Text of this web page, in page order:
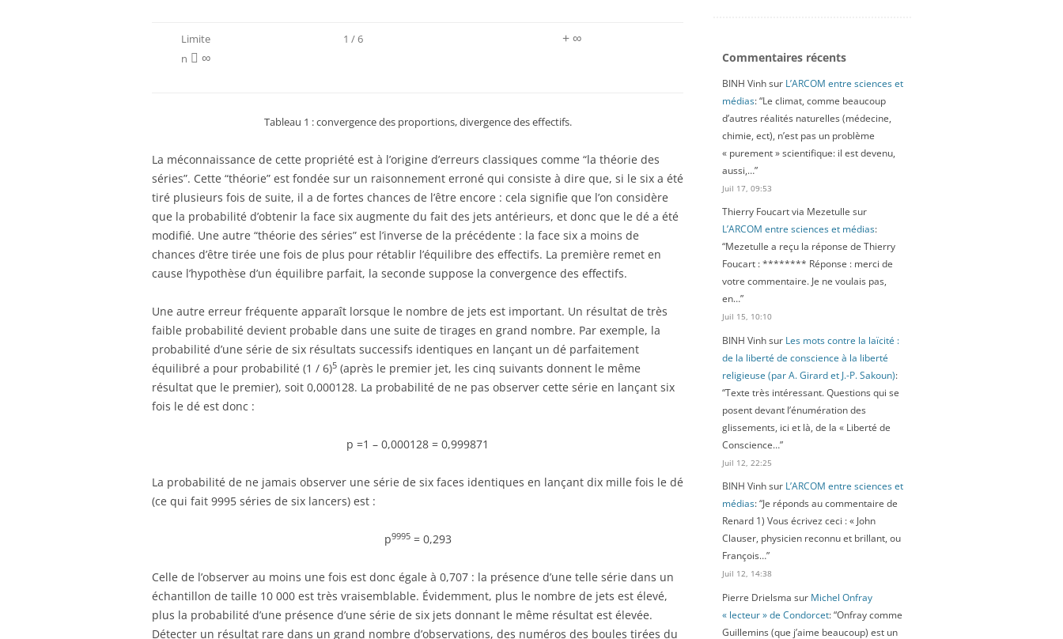
Limite
n  ∞
1 / 6 + ∞
Tableau 1 : convergence des proportions, divergence des effectifs.
La méconnaissance de cette propriété est à l’origine d’erreurs classiques comme “la théorie des
séries”. Cette “théorie” est fondée sur un raisonnement erroné qui consiste à dire que, si le six a été
tiré plusieurs fois de suite, il a de fortes chances de l’être encore : cela signifie que l’on considère
que la probabilité d’obtenir la face six augmente du fait des jets antérieurs, et donc que le dé a été
modifié. Une autre “théorie des séries” est l’inverse de la précédente : la face six a moins de
chances d’être tirée une fois de plus pour rétablir l’équilibre des effectifs. La première remet en
cause l’hypothèse d’un équilibre parfait, la seconde suppose la convergence des effectifs.
Une autre erreur fréquente apparaît lorsque le nombre de jets est important. Un résultat de très
faible probabilité devient probable dans une suite de tirages en grand nombre. Par exemple, la
probabilité d’une série de six résultats successifs identiques en lançant un dé parfaitement
équilibré a pour probabilité (1 / 6)5 (après le premier jet, les cinq suivants donnent le même
résultat que le premier), soit 0,000128. La probabilité de ne pas observer cette série en lançant six
fois le dé est donc :
p =1 – 0,000128 = 0,999871
La probabilité de ne jamais observer une série de six faces identiques en lançant dix mille fois le dé
(ce qui fait 9995 séries de six lancers) est :
p9995= 0,293
Celle de l’observer au moins une fois est donc égale à 0,707 : la présence d’une telle série dans un
échantillon de taille 10 000 est très vraisemblable. Évidemment, plus le nombre de jets est élevé,
plus la probabilité d’une présence d’une série de six jets donnant le même résultat est élevée.
Détecter un résultat rare dans un grand nombre d’observations, des numéros des boules tirées du
Commentaires récents
BINH Vinhsur L’ARCOM entre sciences et
médias: “Le climat, comme beaucoup
d’autres réalités naturelles (médecine,
chimie, ect), n’est pas un problème
« purement » scientifique: il est devenu,
aussi,…”
Juil 17, 09:53
Thierry Foucart via Mezetulle sur
L’ARCOM entre sciences et médias:
“Mezetulle a reçu la réponse de Thierry
Foucart : ******** Réponse : merci de
votre commentaire. Je ne voulais pas,
en…”
Juil 15, 10:10
BINH Vinhsur Les mots contre la laïcité :
de la liberté de conscience à la liberté
religieuse (par A. Girard et J.-P. Sakoun):
“Texte très intéressant. Questions qui se
posent devant l’énumération des
glissements, ici et là, de la « Liberté de
Conscience…”
Juil 12, 22:25
BINH Vinhsur L’ARCOM entre sciences et
médias: “Je réponds au commentaire de
Renard 1) Vous écrivez ceci : « John
Clauser, physicien reconnu et brillant, ou
François…”
Juil 12, 14:38
Pierre Drielsma sur Michel Onfray
« lecteur » de Condorcet: “Onfray comme
Guillemins (que j’aime beaucoup) est un